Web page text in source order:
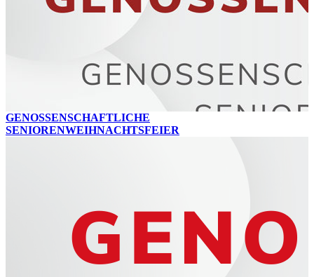
GENOSSENSCHAFTLICHE
SENIORENWEIHNACHTSFEIER